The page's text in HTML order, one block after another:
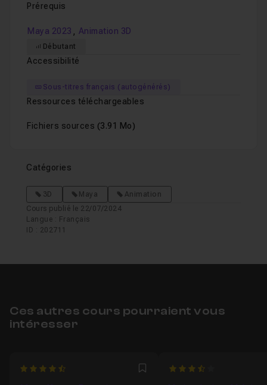
Leçon 13
Comment animer un cycle de marche
Prérequis
Maya 2023 , Animation 3D
Débutant
Accessibilité
Sous-titres français (autogénérés)
Ressources téléchargeables
Fichiers sources (3.91 Mo)
Catégories
3D Maya
Animation
Cours publié le 22/07/2024
Langue : Français
ID : 202711
Ces autres cours pourraient vous
intéresser
4.9473684210526 Favori3.952380952381